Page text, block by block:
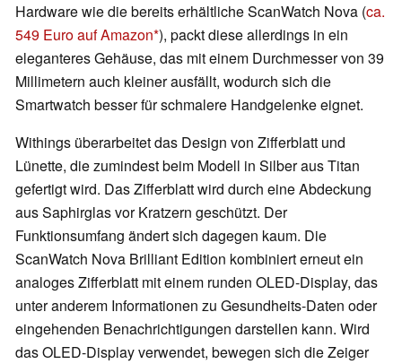
Hardware wie die bereits erhältliche ScanWatch Nova (ca.
549 Euro auf Amazon ), packt diese allerdings in ein
eleganteres Gehäuse, das mit einem Durchmesser von 39
Millimetern auch kleiner ausfällt, wodurch sich die
Smartwatch besser für schmalere Handgelenke eignet.
Withings überarbeitet das Design von Zifferblatt und
Lünette, die zumindest beim Modell in Silber aus Titan
gefertigt wird. Das Zifferblatt wird durch eine Abdeckung
aus Saphirglas vor Kratzern geschützt. Der
Funktionsumfang ändert sich dagegen kaum. Die
ScanWatch Nova Brilliant Edition kombiniert erneut ein
analoges Zifferblatt mit einem runden OLED-Display, das
unter anderem Informationen zu Gesundheits-Daten oder
eingehenden Benachrichtigungen darstellen kann. Wird
das OLED-Display verwendet, bewegen sich die Zeiger